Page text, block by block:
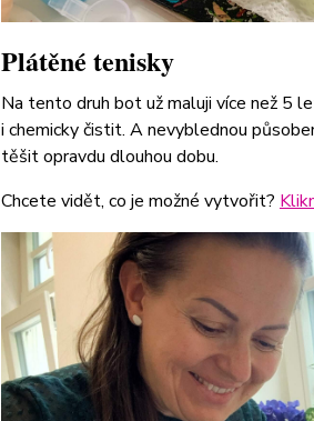
Plátěné tenisky
Na tento druh bot už maluji více než 5
i chemicky čistit. A nevyblednou
těšit opravdu dlouhou dobu.
Chcete vidět, co je možné vytvořit?